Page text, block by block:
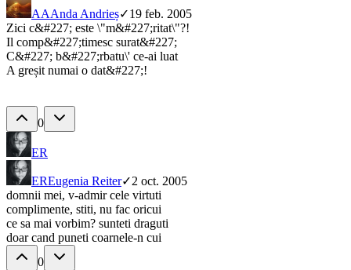
AAAnda Andrieș✓19 feb. 2005
Zici c&#227; este \"m&#227;ritat\"?!
Il comp&#227;timesc surat&#227;
C&#227; b&#227;rbatu\' ce-ai luat
A greșit numai o dat&#227;!
0
ER
EREugenia Reiter✓2 oct. 2005
domnii mei, v-admir cele virtuti
complimente, stiti, nu fac oricui
ce sa mai vorbim? sunteti draguti
doar cand puneti coarnele-n cui
0